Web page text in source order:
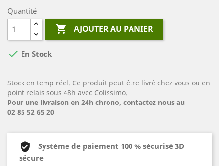
Quantité
 AJOUTER AU PANIER
 En Stock
Stock en temp réel. Ce produit peut être livré chez vous ou en
point relais sous 48h avec Colissimo.
Pour une livraison en 24h chrono, contactez nous au
02 85 52 65 20
Système de paiement 100 % sécurisé 3D
sécure